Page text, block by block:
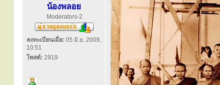
น้องพลอย
Moderators-2
ลงทะเบียนเมื่อ: 05 มิ.ย. 2009,
10:51
โพสต์: 2919